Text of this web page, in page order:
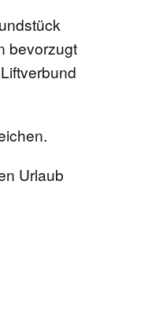
bevorzugt
Urlaub